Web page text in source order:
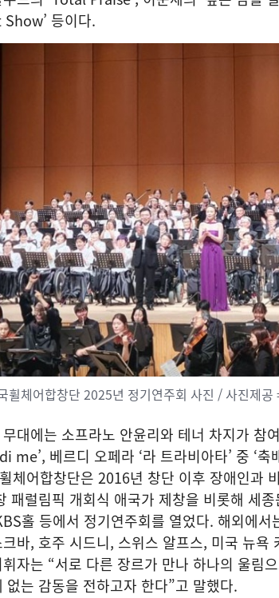
등이다.
휠체어합창단 2025년 정기연주회 사진 / 사진제공
대에는 소프라노 안윤리와 테너 차지가 참
me’, 베르디 오페라 ‘라 트라비아타’ 중 ‘축
체어합창단은 2016년 창단 이후 장애인과
패럴림픽 개회식 애국가 제창을 비롯해 세
홀 등에서 정기연주회를 열었다. 해외에
바, 호주 시드니, 스위스 알프스, 미국 뉴욕
자는 “서로 다른 장르가 만나 하나의 울림
없는 감동을 전하고자 한다”고 말했다.